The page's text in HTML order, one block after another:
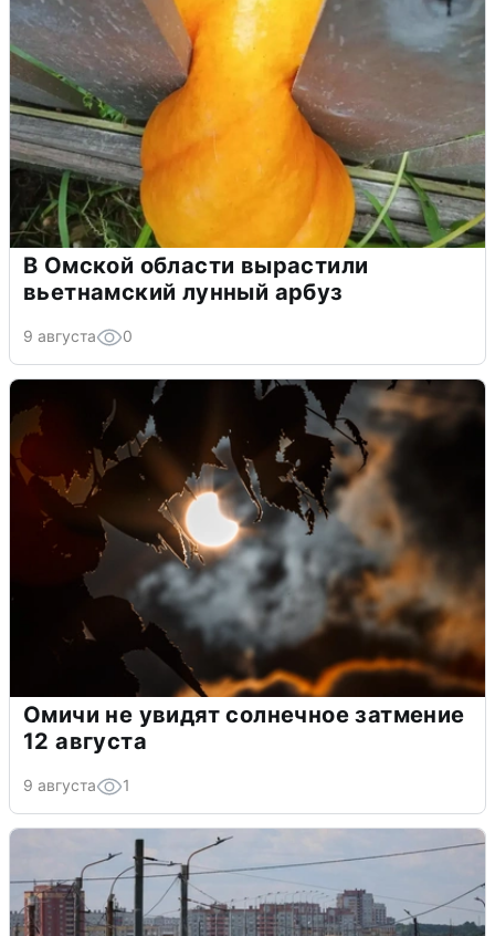
В Омской области вырастили
вьетнамский лунный арбуз
9 августа 0
Омичи не увидят солнечное затмение
12 августа
9 августа 1